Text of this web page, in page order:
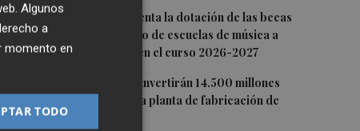
3CaixaBank aumenta la dotación de las becas
para el alumnado de escuelas de música a
275.000 euros en el curso 2026-2027
Tesla y SpaceX invertirán 14.500 millones
para construir la planta de fabricación de
chips Terafab
Algunos
a
momento en
TODO